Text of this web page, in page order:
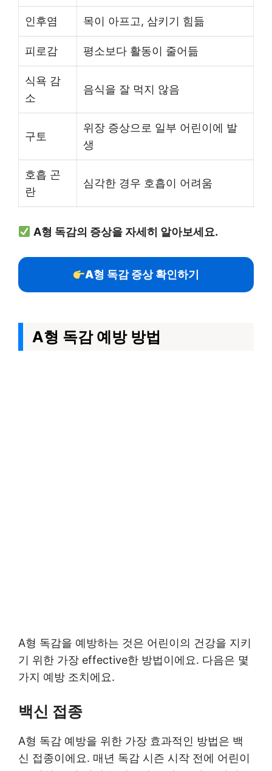
인후염 목이 아프고, 삼키기 힘듦
피로감 평소보다 활동이 줄어듦
식욕 감
소
음식을 잘 먹지 않음
구토
위장 증상으로 일부 어린이에 발
생
호흡 곤
란
심각한 경우 호흡이 어려움
A형 독감의 증상을 자세히 알아보세요.
A형 독감 증상 확인하기
A형 독감 예방 방법
A형 독감을 예방하는 것은 어린이의 건강을 지키
기 위한 가장 effective한 방법이에요. 다음은 몇
가지 예방 조치에요.
백신 접종
A형 독감 예방을 위한 가장 효과적인 방법은 백
신 접종이에요. 매년 독감 시즌 시작 전에 어린이